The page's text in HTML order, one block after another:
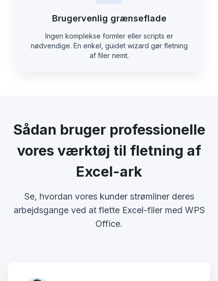
Brugervenlig grænseflade
Ingen komplekse formler eller scripts er
nødvendige. En enkel, guidet wizard gør fletning
af filer nemt.
Sådan bruger professionelle
vores værktøj til fletning af
Excel-ark
Se, hvordan vores kunder strømliner deres
arbejdsgange ved at flette Excel-filer med WPS
Office.